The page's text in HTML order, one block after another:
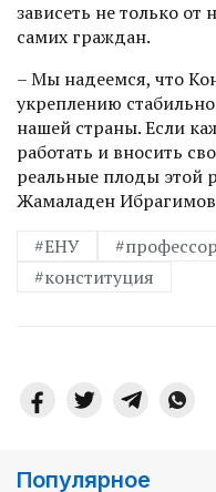
зависеть не только от
самих граждан.
– Мы надеемся, что
укреплению
нашей страны. Если
работать и вносить
реальные плоды этой
Жамаладен
#ЕНУ
#профессор
#конституция
Популярное